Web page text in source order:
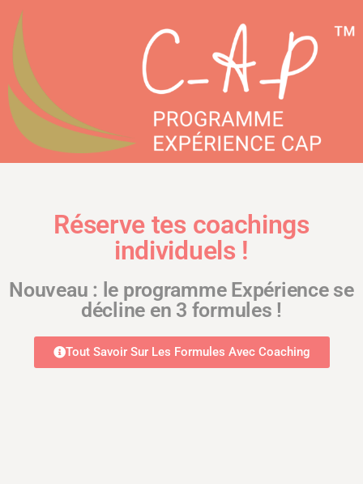
Réserve tes coachings
individuels !
Nouveau : le programme Expérience se
décline en 3 formules !
Tout Savoir Sur Les Formules Avec Coaching